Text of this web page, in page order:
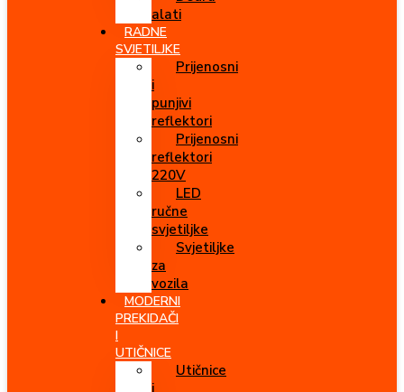
alati
RADNE
SVJETILJKE
Prijenosni
i
punjivi
reflektori
Prijenosni
reflektori
220V
LED
ručne
svjetiljke
Svjetiljke
za
vozila
MODERNI
PREKIDAČI
I
UTIČNICE
Utičnice